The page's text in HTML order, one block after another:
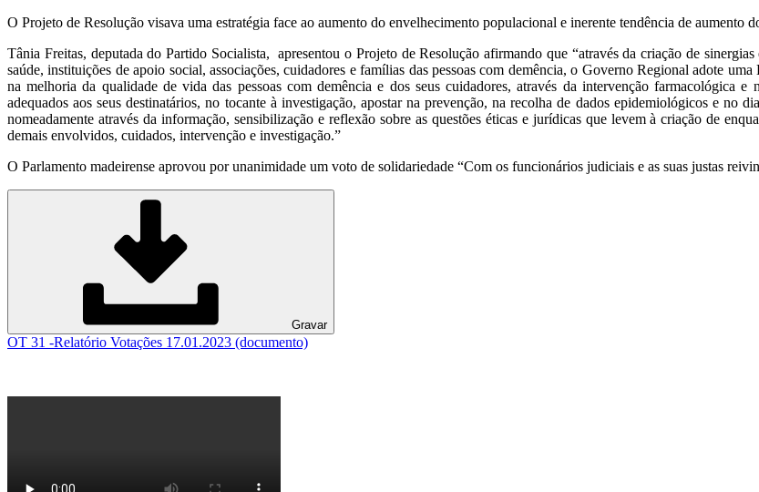
O Projeto de Resolução visava uma estratégia face ao aumento do envelhecimento populacional e inerente tendência de aumento
Tânia Freitas, deputada do Partido Socialista, apresentou o Projeto de Resolução afirmando que “através da criação de
saúde, instituições de apoio social, associações, cuidadores e famílias das pessoas com demência, o Governo Regional adote
na melhoria da qualidade de vida das pessoas com demência e dos seus cuidadores, através da intervenção farmacológica
adequados aos seus destinatários, no tocante à investigação, apostar na prevenção, na recolha de dados epidemiológicos e no
nomeadamente através da informação, sensibilização e reflexão sobre as questões éticas e jurídicas que levem à criação de
demais envolvidos, cuidados, intervenção e investigação.”
O Parlamento madeirense aprovou por unanimidade um voto de solidariedade “Com os funcionários judiciais e as suas justas
Gravar
OT 31 -Relatório Votações 17.01.2023 (documento)